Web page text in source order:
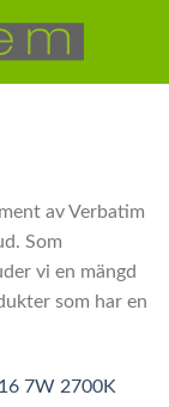
av Verbatim
Som
vi en mängd
som har en